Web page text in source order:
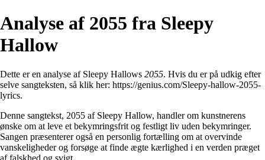
Analyse af 2055 fra Sleepy
Hallow
Dette er en analyse af Sleepy Hallows 2055. Hvis du er på udkig efter
selve sangteksten, så klik her: https://genius.com/Sleepy-hallow-2055-
lyrics.
Denne sangtekst, 2055 af Sleepy Hallow, handler om kunstnerens
ønske om at leve et bekymringsfrit og festligt liv uden bekymringer.
Sangen præsenterer også en personlig fortælling om at overvinde
vanskeligheder og forsøge at finde ægte kærlighed i en verden præget
af falskhed og svigt.